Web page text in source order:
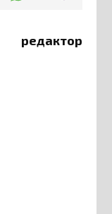
редактор